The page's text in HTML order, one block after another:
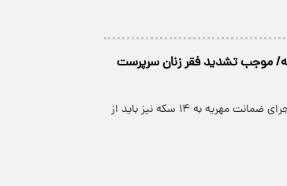
کار از طرح کاهش مهریه به 14 سکه/ موجب تشدید فقر زنان سرپرست
میدری گفت: طرح مجلس درمورد کاهش سقف اجرای ضمانت مهریه به ۱۴ سکه نیز باید از